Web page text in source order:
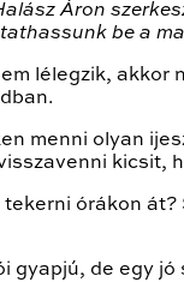
Áron
be a
lélegzik,
menni olyan
kicsit,
órákon
gyapjú, de egy